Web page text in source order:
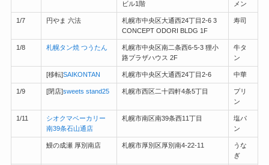
ビル1階
メン
1/7 円やま 六法
札幌市中央区大通西24丁目2-6 3
CONCEPT ODORI BLDG 1F
寿司
1/8 札幌タン焼 つうたん
札幌市中央区南二条西6-5-3 狸小
路プラザハウス 2F
牛タ
ン
[移転]SAIKONTAN 札幌市中央区大通西24丁目2-6 中華
1/9 [閉店]sweets stand25 札幌市西区二十四軒4条5丁目
プリ
ン
1/11
シオクマベーカリー
南39条石山通店
札幌市南区南39条西11丁目
塩パ
ン
鰻の成瀬 厚別南店 札幌市厚別区厚別南4-22-11
うな
ぎ